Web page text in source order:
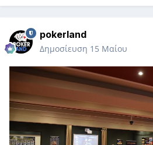
pokerland
Δημοσίευση 15 Μαίου